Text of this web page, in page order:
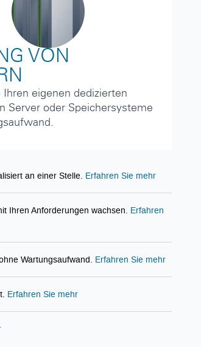
VON
Ihren eigenen dedizierten
Server oder Speichersysteme
an einer Stelle. Erfahren Sie mehr
Ihren Anforderungen wachsen. Erfahren
Wartungsaufwand. Erfahren Sie mehr
Erfahren Sie mehr